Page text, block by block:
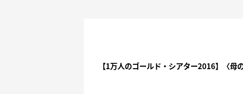
【1万人のゴールド・シアター2016】〈